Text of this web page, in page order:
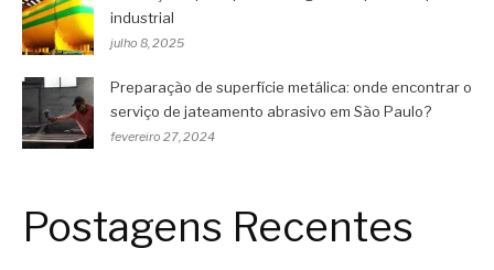
industrial
julho 8, 2025
Preparação de superfície metálica: onde encontrar o
serviço de jateamento abrasivo em São Paulo?
fevereiro 27, 2024
Postagens Recentes